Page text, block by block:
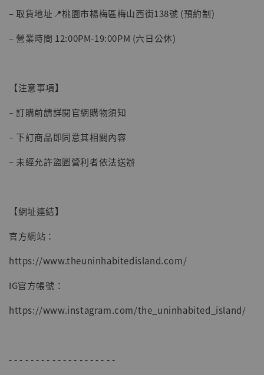
– 取貨地址📍桃園市楊梅區梅山西街138號 (預約制)
– 營業時間 12:00PM-19:00PM (六日公休)
【注意事項】
– 訂購前請詳閱官網購物須知
– 下訂商品即同意其相關內容
– 未經允許盜圖營利者依法送辦
【網址連結】
官方網站：
https://www.theuninhabitedisland.com/
IG官方帳號：
https://www.instagram.com/the_uninhabited_island/
- - - - - - - - - - - - - - - - - - - -